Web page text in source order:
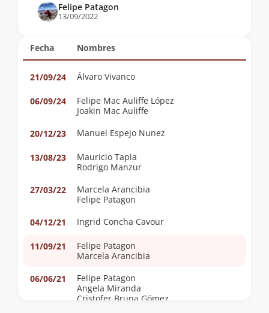
Fecha Nombres
21/09/24 Álvaro Vivanco
06/09/24
Felipe Mac Auliffe López
Joakin Mac Auliffe
20/12/23
Manuel Espejo Nunez
13/08/23
Mauricio Tapia
Rodrigo Manzur
27/03/22
Marcela Arancibia
Felipe Patagon
04/12/21
Ingrid Concha Cavour
11/09/21
Felipe Patagon
Marcela Arancibia
06/06/21
Felipe Patagon
Angela Miranda
Cristofer Bruna Gómez
Felipe Patagon
13/09/2022